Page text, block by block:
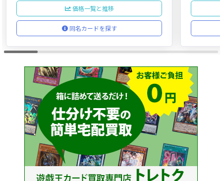
価格一覧と推移
同名カードを探す